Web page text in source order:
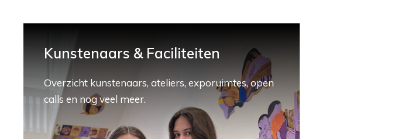
Kunstenaars & Faciliteiten
Overzicht kunstenaars, ateliers, exporuimtes, open
calls en nog veel meer.